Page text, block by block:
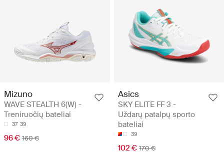
Mizuno
WAVE STEALTH 6(W) -
Treniruočių bateliai
37 39
96 € 160 €
Asics
SKY ELITE FF 3 -
Uždarų patalpų sporto
bateliai
39
102 € 170 €